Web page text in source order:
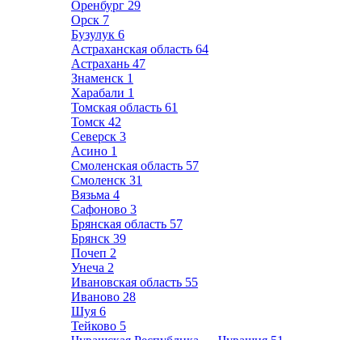
Оренбург 29
Орск 7
Бузулук 6
Астраханская область 64
Астрахань 47
Знаменск 1
Харабали 1
Томская область 61
Томск 42
Северск 3
Асино 1
Смоленская область 57
Смоленск 31
Вязьма 4
Сафоново 3
Брянская область 57
Брянск 39
Почеп 2
Унеча 2
Ивановская область 55
Иваново 28
Шуя 6
Тейково 5